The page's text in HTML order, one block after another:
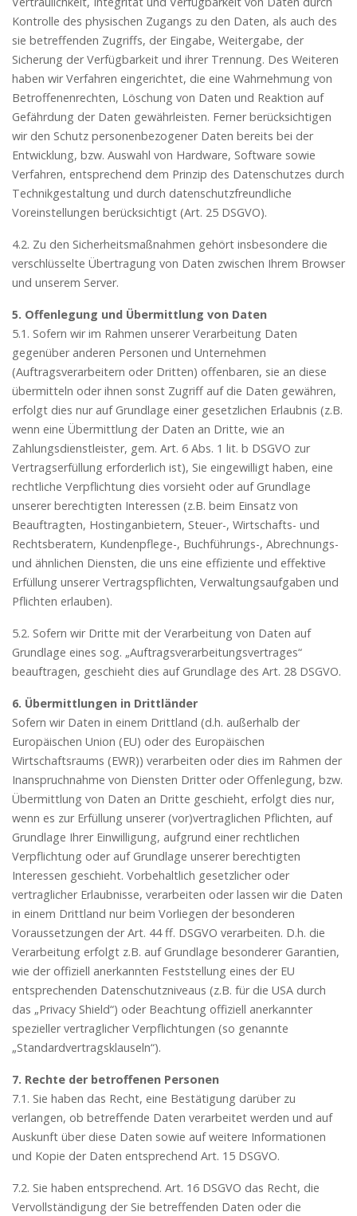
Kontrolle des physischen Zugangs zu den Daten, als auch des
sie betreffenden Zugriffs, der Eingabe, Weitergabe, der
Sicherung der Verfügbarkeit und ihrer Trennung. Des Weiteren
haben wir Verfahren eingerichtet, die eine Wahrnehmung von
Betroffenenrechten, Löschung von Daten und Reaktion auf
Gefährdung der Daten gewährleisten. Ferner berücksichtigen
wir den Schutz personenbezogener Daten bereits bei der
Entwicklung, bzw. Auswahl von Hardware, Software sowie
Verfahren, entsprechend dem Prinzip des Datenschutzes durch
Technikgestaltung und durch datenschutzfreundliche
Voreinstellungen berücksichtigt (Art. 25 DSGVO).
4.2. Zu den Sicherheitsmaßnahmen gehört insbesondere die
verschlüsselte Übertragung von Daten zwischen Ihrem Browser
und unserem Server.
5. Offenlegung und Übermittlung von Daten
5.1. Sofern wir im Rahmen unserer Verarbeitung Daten
gegenüber anderen Personen und Unternehmen
(Auftragsverarbeitern oder Dritten) offenbaren, sie an diese
übermitteln oder ihnen sonst Zugriff auf die Daten gewähren,
erfolgt dies nur auf Grundlage einer gesetzlichen Erlaubnis (z.B.
wenn eine Übermittlung der Daten an Dritte, wie an
Zahlungsdienstleister, gem. Art. 6 Abs. 1 lit. b DSGVO zur
Vertragserfüllung erforderlich ist), Sie eingewilligt haben, eine
rechtliche Verpflichtung dies vorsieht oder auf Grundlage
unserer berechtigten Interessen (z.B. beim Einsatz von
Beauftragten, Hostinganbietern, Steuer-, Wirtschafts- und
Rechtsberatern, Kundenpflege-, Buchführungs-, Abrechnungs-
und ähnlichen Diensten, die uns eine effiziente und effektive
Erfüllung unserer Vertragspflichten, Verwaltungsaufgaben und
Pflichten erlauben).
5.2. Sofern wir Dritte mit der Verarbeitung von Daten auf
Grundlage eines sog. „Auftragsverarbeitungsvertrages“
beauftragen, geschieht dies auf Grundlage des Art. 28 DSGVO.
6. Übermittlungen in Drittländer
Sofern wir Daten in einem Drittland (d.h. außerhalb der
Europäischen Union (EU) oder des Europäischen
Wirtschaftsraums (EWR)) verarbeiten oder dies im Rahmen der
Inanspruchnahme von Diensten Dritter oder Offenlegung, bzw.
Übermittlung von Daten an Dritte geschieht, erfolgt dies nur,
wenn es zur Erfüllung unserer (vor)vertraglichen Pflichten, auf
Grundlage Ihrer Einwilligung, aufgrund einer rechtlichen
Verpflichtung oder auf Grundlage unserer berechtigten
Interessen geschieht. Vorbehaltlich gesetzlicher oder
vertraglicher Erlaubnisse, verarbeiten oder lassen wir die Daten
in einem Drittland nur beim Vorliegen der besonderen
Voraussetzungen der Art. 44 ff. DSGVO verarbeiten. D.h. die
Verarbeitung erfolgt z.B. auf Grundlage besonderer Garantien,
wie der offiziell anerkannten Feststellung eines der EU
entsprechenden Datenschutzniveaus (z.B. für die USA durch
das „Privacy Shield“) oder Beachtung offiziell anerkannter
spezieller vertraglicher Verpflichtungen (so genannte
„Standardvertragsklauseln“).
7. Rechte der betroffenen Personen
7.1. Sie haben das Recht, eine Bestätigung darüber zu
verlangen, ob betreffende Daten verarbeitet werden und auf
Auskunft über diese Daten sowie auf weitere Informationen
und Kopie der Daten entsprechend Art. 15 DSGVO.
7.2. Sie haben entsprechend. Art. 16 DSGVO das Recht, die
Vervollständigung der Sie betreffenden Daten oder die